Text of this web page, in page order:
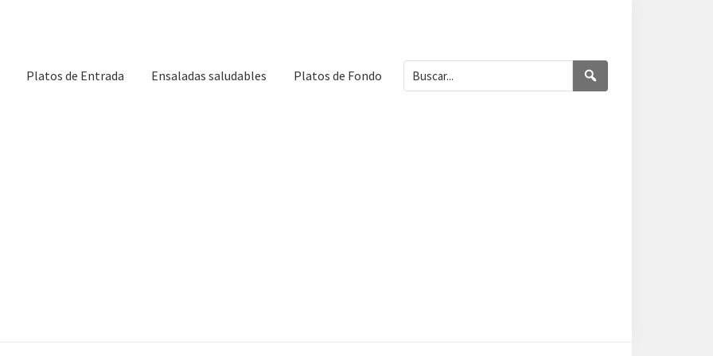
Platos de Entrada Ensaladas saludables Platos de Fondo Buscar...